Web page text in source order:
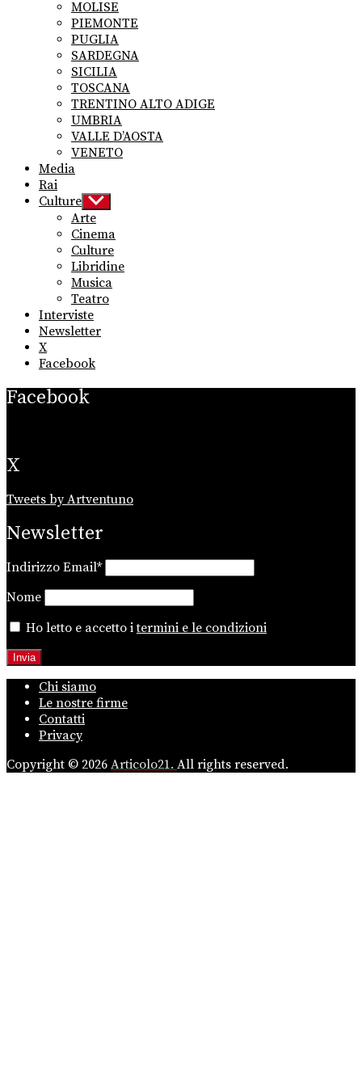
MOLISE
PIEMONTE
PUGLIA
SARDEGNA
SICILIA
TOSCANA
TRENTINO ALTO ADIGE
UMBRIA
VALLE D’AOSTA
VENETO
Media
Rai
Culture Show
sub
menu
Arte
Cinema
Culture
Libridine
Musica
Teatro
Interviste
Newsletter
X
Facebook
Facebook
X
Tweets by Artventuno
Newsletter
Indirizzo Email*
Nome
Ho letto e accetto itermini e le condizioni
Chi siamo
Le nostre firme
Contatti
Privacy
Copyright © 2026 Articolo21. All rights reserved.